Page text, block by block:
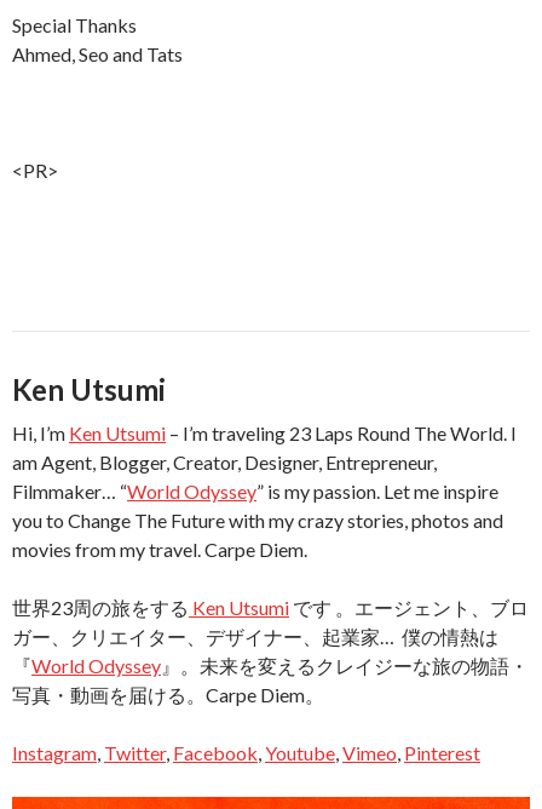
Special Thanks
Ahmed, Seo and Tats
<PR>
Ken Utsumi
Hi, I’m Ken Utsumi – I’m traveling 23 Laps Round The World. I
am Agent, Blogger, Creator, Designer, Entrepreneur,
Filmmaker… “World Odyssey” is my passion. Let me inspire
you to Change The Future with my crazy stories, photos and
movies from my travel. Carpe Diem.
世界23周の旅をする Ken Utsumi です 。エージェント、ブロ
ガー、クリエイター、デザイナー、起業家… 僕の情熱は
『World Odyssey 』。未来を変えるクレイジーな旅の物語・
写真・動画を届ける。Carpe Diem。
Instagram, Twitter, Facebook,Youtube,Vimeo, Pinterest